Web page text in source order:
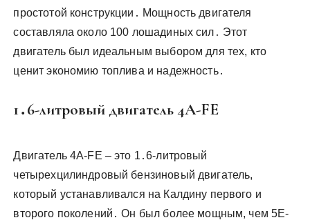
простотой конструкции․ Мощность двигателя
составляла около 100 лошадиных сил․ Этот
двигатель был идеальным выбором для тех, кто
ценит экономию топлива и надежность․
1․6-литровый двигатель 4A-FE
Двигатель 4A-FE – это 1․6-литровый
четырехцилиндровый бензиновый двигатель,
который устанавливался на Калдину первого и
второго поколений․ Он был более мощным, чем 5E-